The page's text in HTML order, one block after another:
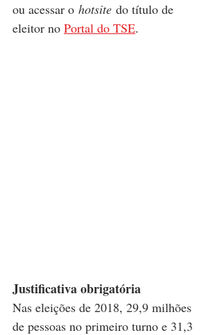
ou acessar o hotsite do título de
eleitor no Portal do TSE.
Justificativa obrigatória
Nas eleições de 2018, 29,9 milhões
de pessoas no primeiro turno e 31,3